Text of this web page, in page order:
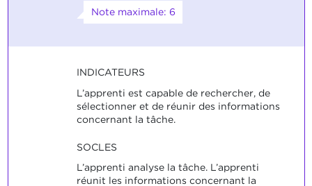
Note maximale: 6
INDICATEURS
L’apprenti est capable de rechercher, de
sélectionner et de réunir des informations
concernant la tâche.
SOCLES
L’apprenti analyse la tâche. L’apprenti
réunit les informations concernant la